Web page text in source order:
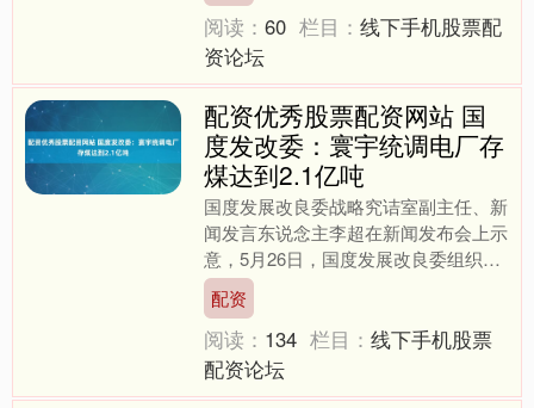
阅读：60 栏目：线下手机股票配
资论坛
配资优秀股票配资网站 国
度发改委：寰宇统调电厂存
煤达到2.1亿吨
国度发展改良委战略究诘室副主任、新
闻发言东说念主李超在新闻发布会上示
意，5月26日，国度发展改良委组织召
开了本年寰宇迎峰度夏动力保供视频会
议，在前期已系统开展关....
配资
阅读： 134 栏目：线下手机股票
配资论坛